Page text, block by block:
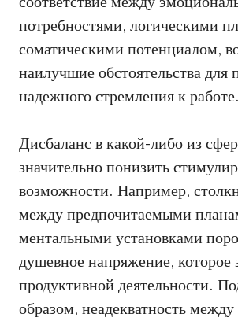
потребностями, логическими
соматическими потенциалом,
наилучшие обстоятельства для
надежного стремления к работе.
Дисбаланс в какой-либо из
значительно понизить
возможности. Например,
между предпочитаемыми
ментальными установками
душевное напряжение, которое
продуктивной деятельности.
образом, неадекватность